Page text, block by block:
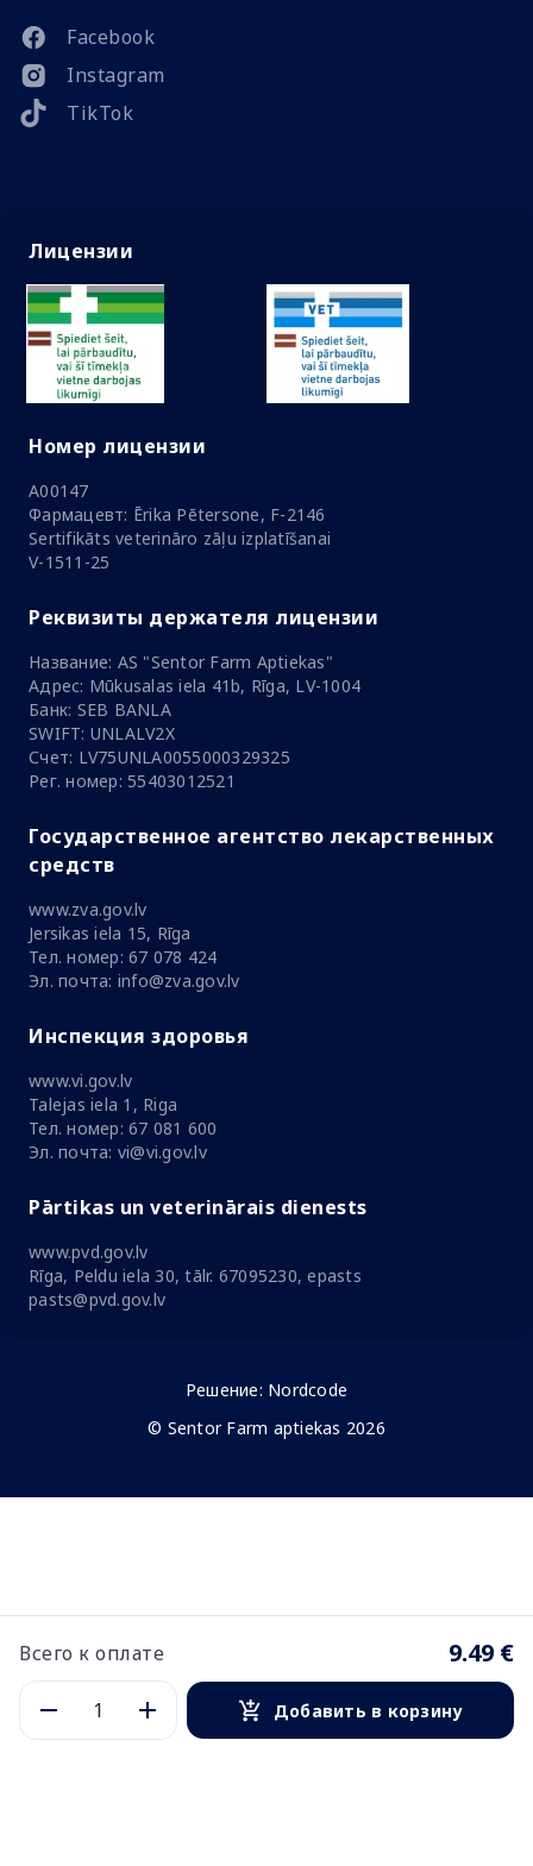
Всего к оплате 9.49 €
Добавить в корзину
Facebook
Instagram
TikTok
Лицензии
Номер лицензии
A00147
Фармацевт: Ērika Pētersone, F-2146
Sertifikāts veterināro zāļu izplatīšanai
V-1511-25
Реквизиты держателя лицензии
Название: AS "Sentor Farm Aptiekas"
Адрес: Mūkusalas iela 41b, Rīga, LV-1004
Банк: SEB BANLA
SWIFT: UNLALV2X
Счет: LV75UNLA0055000329325
Рег. номер: 55403012521
Государственное агентство лекарственных
средств
www.zva.gov.lv
Jersikas iela 15, Rīga
Тел. номер: 67 078 424
Эл. почта: info@zva.gov.lv
Инспекция здоровья
www.vi.gov.lv
Talejas iela 1, Riga
Тел. номер: 67 081 600
Эл. почта: vi@vi.gov.lv
Pārtikas un veterinārais dienests
www.pvd.gov.lv
Rīga, Peldu iela 30, tālr. 67095230, epasts
pasts@pvd.gov.lv
Решение: Nordcode
© Sentor Farm aptiekas 2026